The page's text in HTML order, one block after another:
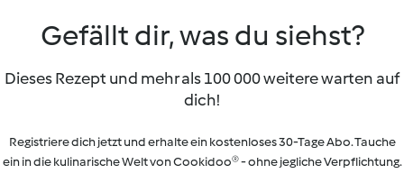
Gefällt dir, was du siehst?
Dieses Rezept und mehr als 100 000 weitere warten auf
dich!
Registriere dich jetzt und erhalte ein kostenloses 30-Tage Abo. Tauche
ein in die kulinarische Welt von Cookidoo® - ohne jegliche Verpflichtung.